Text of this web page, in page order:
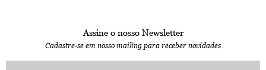
Assine o nosso Newsletter
Cadastre-se em nosso mailing para receber novidades